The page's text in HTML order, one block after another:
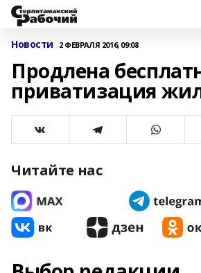
Новости 2 ФЕВРАЛЯ 2016, 09:08
Продлена
приватизация
Читайте нас